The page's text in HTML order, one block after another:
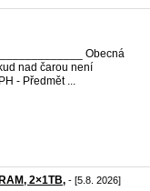
Obecná
nad čarou není
- Předmět ...
2×1TB, - [5.8. 2026]